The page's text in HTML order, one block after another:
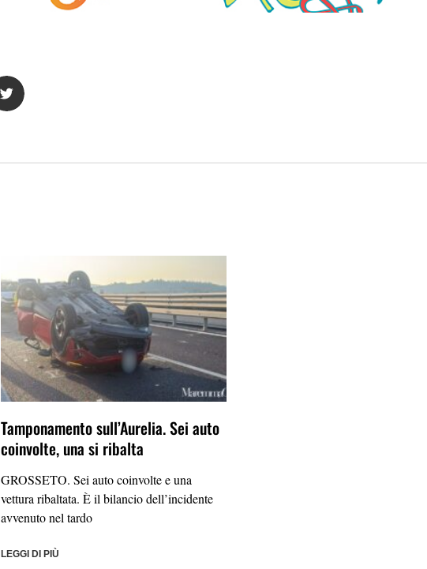
Tamponamento sull’Aurelia. Sei auto
coinvolte, una si ribalta
GROSSETO. Sei auto coinvolte e una
vettura ribaltata. È il bilancio dell’incidente
avvenuto nel tardo
LEGGI DI PIÙ